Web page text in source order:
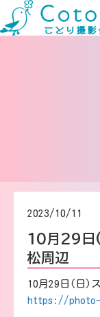
2023/10/11
10月29日(
松周辺
10月29日(日)
https://